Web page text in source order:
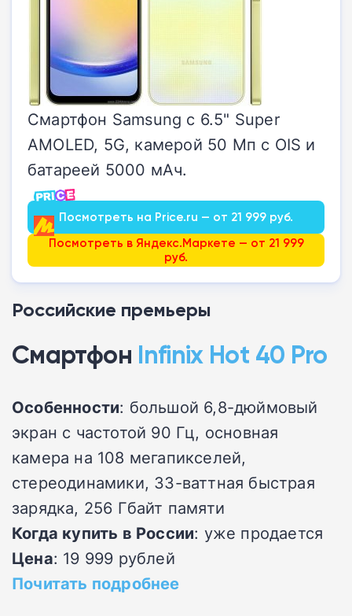
Смартфон Samsung с 6.5" Super
AMOLED, 5G, камерой 50 Мп с OIS и
батареей 5000 мАч.
Посмотреть на Price.ru — от 21 999 руб.
Посмотреть в Яндекс.Маркете — от 21 999
руб.
Российские премьеры
Смартфон Infinix Hot 40 Pro
Особенности: большой 6,8-дюймовый
экран с частотой 90 Гц, основная
камера на 108 мегапикселей,
стереодинамики, 33-ваттная быстрая
зарядка, 256 Гбайт памяти
Когда купить в России: уже продается
Цена: 19 999 рублей
Почитать подробнее